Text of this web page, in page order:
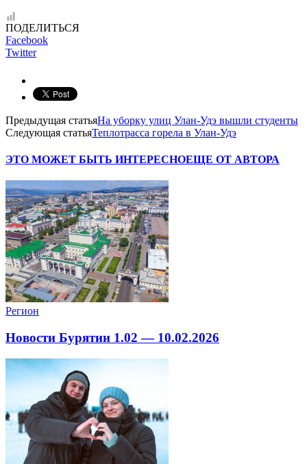
ПОДЕЛИТЬСЯ
Facebook
Twitter
Предыдущая статьяНа уборку улиц Улан-Удэ вышли студенты
Следующая статьяТеплотрасса горела в Улан-Удэ
ЭТО МОЖЕТ БЫТЬ ИНТЕРЕСНОЕЩЕ ОТ АВТОРА
Регион
Новости Бурятии 1.02 — 10.02.2026